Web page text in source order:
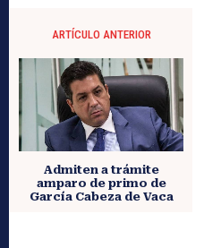
ARTÍCULO ANTERIOR
Admiten a trámite
amparo de primo de
García Cabeza de Vaca